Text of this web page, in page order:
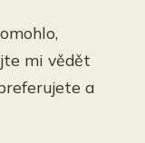
mi vědět
a